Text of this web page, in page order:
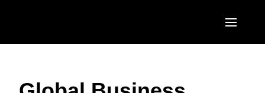
United States (English)